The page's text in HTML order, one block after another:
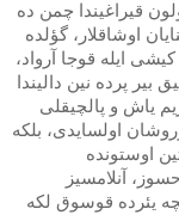
قیراغیندا چمن ده
اوشاقلار، گؤلده
ایله قوجا آرواد،
بیر پرده نین دالیندا
یاش و پالچیقلی
اولسایدی، بلکه
اوستونده
آنلامسیز
یئرده قوسوق لکه